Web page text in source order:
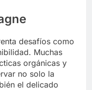
desafíos como
Muchas
orgánicas y
no solo la
el delicado